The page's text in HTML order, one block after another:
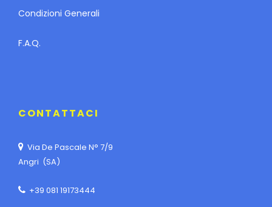
Condizioni Generali
F.A.Q.
CONTATTACI
Via De Pascale N° 7/9
Angri (SA)
+39 081 19173444